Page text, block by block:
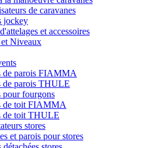
de caravanes
jockey
et accessoires
et Niveaux
de parois FIAMMA
de parois THULE
pour fourgons
de toit FIAMMA
de toit THULE
stores
et parois pour stores